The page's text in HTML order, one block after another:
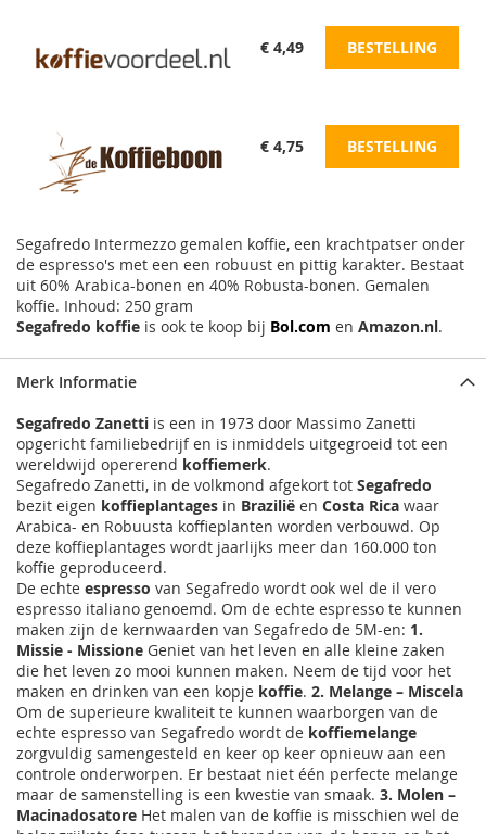
€ 4,49 BESTELLING
€ 4,75 BESTELLING
Segafredo Intermezzo gemalen koffie, een krachtpatser onder
de espresso's met een een robuust en pittig karakter. Bestaat
uit 60% Arabica-bonen en 40% Robusta-bonen. Gemalen
koffie. Inhoud: 250 gram
Segafredo koffie is ook te koop bij Bol.com en Amazon.nl.
Merk Informatie
Segafredo Zanetti is een in 1973 door Massimo Zanetti
opgericht familiebedrijf en is inmiddels uitgegroeid tot een
wereldwijd opererend koffiemerk.
Segafredo Zanetti, in de volkmond afgekort tot Segafredo
bezit eigen koffieplantages in Brazilië en Costa Rica waar
Arabica- en Robuusta koffieplanten worden verbouwd. Op
deze koffieplantages wordt jaarlijks meer dan 160.000 ton
koffie geproduceerd.
De echte espresso van Segafredo wordt ook wel de il vero
espresso italiano genoemd. Om de echte espresso te kunnen
maken zijn de kernwaarden van Segafredo de 5M-en: 1.
Missie - Missione Geniet van het leven en alle kleine zaken
die het leven zo mooi kunnen maken. Neem de tijd voor het
maken en drinken van een kopje koffie. 2. Melange – Miscela
Om de superieure kwaliteit te kunnen waarborgen van de
echte espresso van Segafredo wordt de koffiemelange
zorgvuldig samengesteld en keer op keer opnieuw aan een
controle onderworpen. Er bestaat niet één perfecte melange
maar de samenstelling is een kwestie van smaak. 3. Molen –
Macinadosatore Het malen van de koffie is misschien wel de